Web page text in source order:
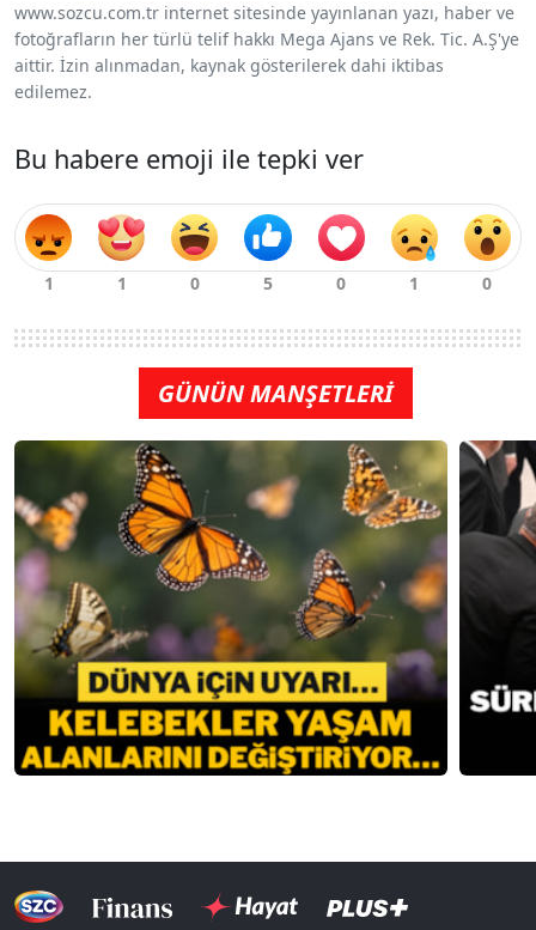
www.sozcu.com.tr internet sitesinde yayınlanan yazı, haber ve
fotoğrafların her türlü telif hakkı Mega Ajans ve Rek. Tic. A.Ş'ye
aittir. İzin alınmadan, kaynak gösterilerek dahi iktibas
edilemez.
Bu habere emoji ile tepki ver
GÜNÜN MANŞETLERİ